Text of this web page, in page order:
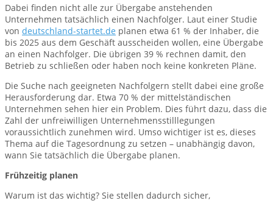
Dabei finden nicht alle zur Übergabe anstehenden
Unternehmen tatsächlich einen Nachfolger. Laut einer Studie
von deutschland-startet.de planen etwa 61 % der Inhaber, die
bis 2025 aus dem Geschäft ausscheiden wollen, eine Übergabe
an einen Nachfolger. Die übrigen 39 % rechnen damit, den
Betrieb zu schließen oder haben noch keine konkreten Pläne.
Die Suche nach geeigneten Nachfolgern stellt dabei eine große
Herausforderung dar. Etwa 70 % der mittelständischen
Unternehmen sehen hier ein Problem. Dies führt dazu, dass die
Zahl der unfreiwilligen Unternehmensstilllegungen
voraussichtlich zunehmen wird. Umso wichtiger ist es, dieses
Thema auf die Tagesordnung zu setzen – unabhängig davon,
wann Sie tatsächlich die Übergabe planen.
Frühzeitig planen
Warum ist das wichtig? Sie stellen dadurch sicher,